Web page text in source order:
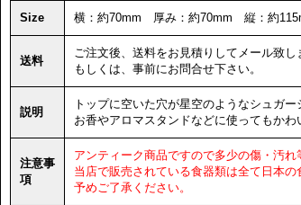
Size 横：約70mm 厚み：約70mm 縦：約
送料
ご注文後、送料をお見積りしてメール致し
もしくは、事前にお問合せ下さい。
説明
トップに空いた穴が星空のようなシュガー
お香やアロマスタンドなどに使ってもかわ
注意事
項
アンティーク商品ですので多少の傷・汚れ
当店で販売されている食器類は全て日本
予めご了承ください。